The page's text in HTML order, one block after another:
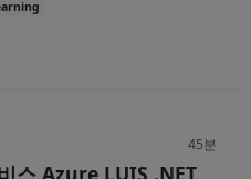
45분
스 Azure LUIS .NET